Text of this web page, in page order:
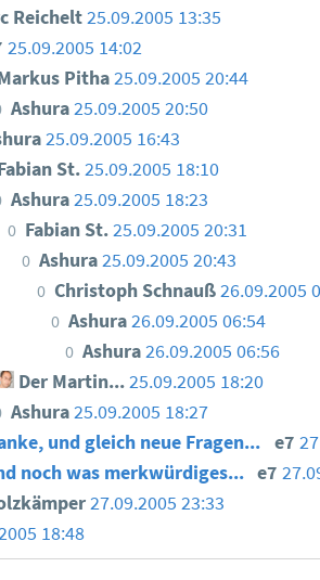
Reichelt25.09.2005 13:35
25.09.2005 14:02
Pitha25.09.2005 20:44
Ashura25.09.2005 20:50
25.09.2005 16:43
St.25.09.2005 18:10
Ashura25.09.2005 18:23
0 Fabian St.25.09.2005 20:31
0 Ashura25.09.2005 20:43
0 Christoph Schnauß26.09.2005
0 Ashura26.09.2005 06:54
0 Ashura26.09.2005 06:56
Der Martin... 25.09.2005 18:20
Ashura25.09.2005 18:27
und gleich neue Fragen... e7
noch was merkwürdiges... e7
27.09.2005 23:33
18:48